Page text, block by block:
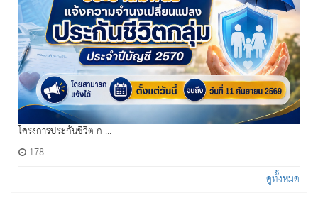
โครงการประกันชีวิต ก ...
178
ดูทั้งหมด